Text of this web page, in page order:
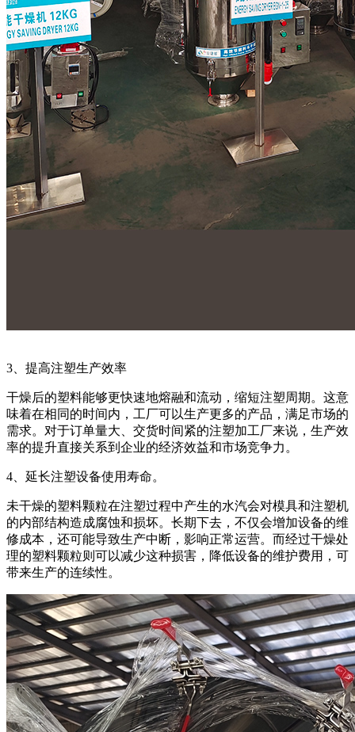
3、提高注塑生产效率
干燥后的塑料能够更快速地熔融和流动，缩短注塑周期。这意
味着在相同的时间内，工厂可以生产更多的产品，满足市场的
需求。对于订单量大、交货时间紧的注塑加工厂来说，生产效
率的提升直接关系到企业的经济效益和市场竞争力。
4、延长注塑设备使用寿命。
未干燥的塑料颗粒在注塑过程中产生的水汽会对模具和注塑机
的内部结构造成腐蚀和损坏。长期下去，不仅会增加设备的维
修成本，还可能导致生产中断，影响正常运营。而经过干燥处
理的塑料颗粒则可以减少这种损害，降低设备的维护费用，可
带来生产的连续性。